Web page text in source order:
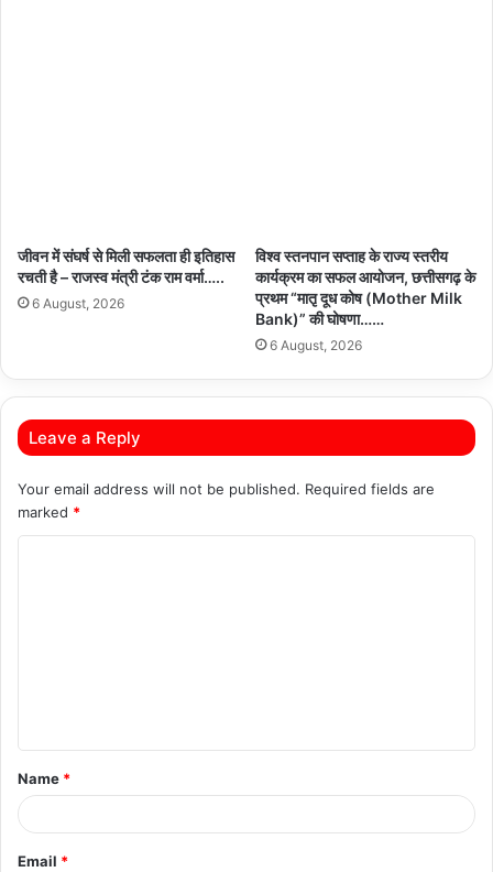
जीवन में संघर्ष से मिली सफलता ही इतिहास
रचती है – राजस्व मंत्री टंक राम वर्मा…..
6 August, 2026
विश्व स्तनपान सप्ताह के राज्य स्तरीय
कार्यक्रम का सफल आयोजन, छत्तीसगढ़ के
प्रथम “मातृ दूध कोष (Mother Milk
Bank)” की घोषणा……
6 August, 2026
Leave a Reply
Your email address will not be published. Required fields are
marked *
t
*
Name *
Email *